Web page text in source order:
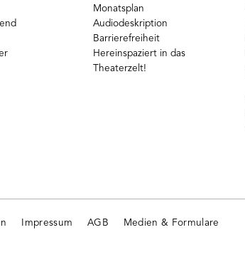
Monatsplan
Audiodeskription
Barrierefreiheit
Hereinspaziert in das
Theaterzelt!
Impressum AGB Medien & Formulare